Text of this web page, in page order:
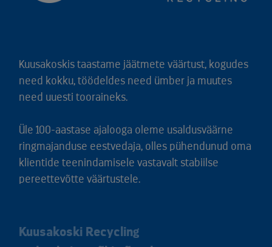
Kuusakoskis taastame jäätmete väärtust, kogudes
need kokku, töödeldes need ümber ja muutes
need uuesti tooraineks.
Üle 100-aastase ajalooga oleme usaldusväärne
ringmajanduse eestvedaja, olles pühendunud oma
klientide teenindamisele vastavalt stabiilse
pereettevõtte väärtustele.
Kuusakoski Recycling